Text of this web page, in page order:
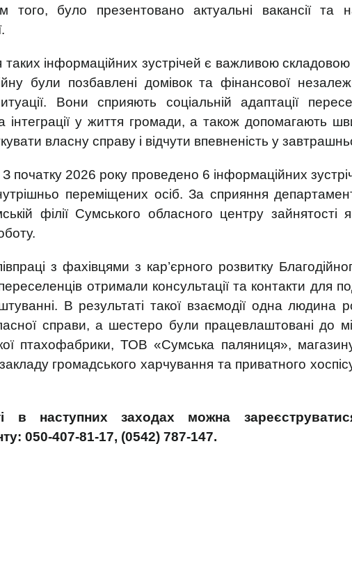
того, було презентовано актуальні вакансії та
інформаційних зустрічей є важливою
були позбавлені домівок та фінансової
Вони сприяють соціальній адаптації
інтеграції у життя громади, а також допомагають
власну справу і відчути впевненість у
З початку 2026 року проведено 6 інформаційних
переміщених осіб. За сприяння
філії Сумського обласного центру зайнятості
з фахівцями з кар’єрного розвитку
отримали консультації та контакти для
В результаті такої взаємодії одна людина
справи, а шестеро були працевлаштовані до
птахофабрики, ТОВ «Сумська паляниця», магазину
громадського харчування та приватного
в наступних заходах можна
050-407-81-17, (0542) 787-147.